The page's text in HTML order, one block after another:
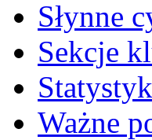
Słynne
Sekcje
Ważne